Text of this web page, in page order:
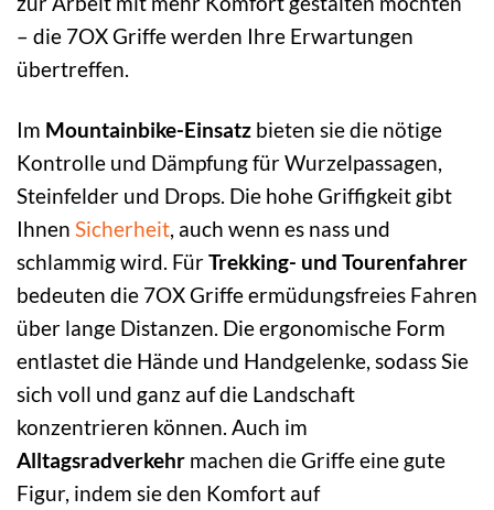
– die 7OX Griffe werden Ihre Erwartungen
übertreffen.
Im Mountainbike-Einsatz bieten sie die nötige
Kontrolle und Dämpfung für Wurzelpassagen,
Steinfelder und Drops. Die hohe Griffigkeit gibt
Ihnen Sicherheit, auch wenn es nass und
schlammig wird. FürTrekking- und Tourenfahrer
bedeuten die 7OX Griffe ermüdungsfreies Fahren
über lange Distanzen. Die ergonomische Form
entlastet die Hände und Handgelenke, sodass Sie
sich voll und ganz auf die Landschaft
konzentrieren können. Auch im
Alltagsradverkehr machen die Griffe eine gute
Figur, indem sie den Komfort auf